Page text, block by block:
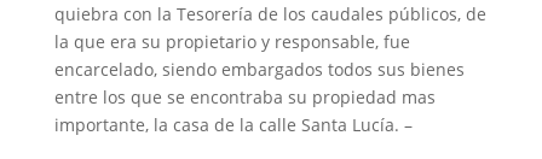
quiebra con la Tesorería de los caudales públicos, de
la que era su propietario y responsable, fue
encarcelado, siendo embargados todos sus bienes
entre los que se encontraba su propiedad mas
importante, la casa de la calle Santa Lucía. –